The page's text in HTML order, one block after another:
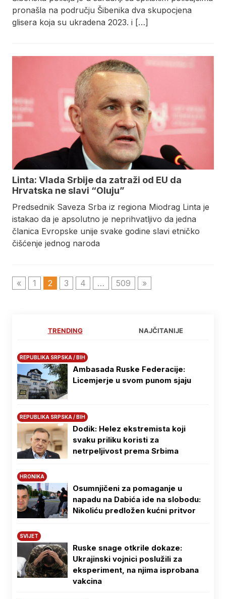
pronašla na području Šibenika dva skupocjena
glisera koja su ukradena 2023. i […]
Linta: Vlada Srbije da zatraži od EU da
Hrvatska ne slavi “Oluju”
Predsednik Saveza Srba iz regiona Miodrag Linta je
istakao da je apsolutno je neprihvatljivo da jedna
članica Evropske unije svake godine slavi etničko
čišćenje jednog naroda
« 1 2 3 4 … 509 »
TRENDING NAJČITANIJE
REPUBLIKA SRPSKA / BIH
Ambasada Ruske Federacije:
Licemjerje u svom punom sjaju
REPUBLIKA SRPSKA / BIH
Dodik: Helez ekstremista koji
svaku priliku koristi za
netrpeljivost prema Srbima
HRONIKA
Osumnjičeni za pomaganje u
napadu na Dabića ide na slobodu:
Nikoliću predložen kućni pritvor
SVIJET
Ruske snage otkrile dokaze:
Ukrajinski vojnici poslužili za
eksperiment, na njima isprobana
vakcina